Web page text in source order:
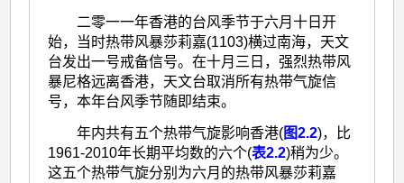
二零一一年香港的台风季节于六月十日开
始，当时热带风暴莎莉嘉(1103)横过南海，天文
台发出一号戒备信号。在十月三日，强烈热带风
暴尼格远离香港，天文台取消所有热带气旋信
号，本年台风季节随即结束。
年内共有五个热带气旋影响香港(图2.2)，比
1961-2010年长期平均数的六个(表2.2)稍为少。
这五个热带气旋分别为六月的热带风暴莎莉嘉